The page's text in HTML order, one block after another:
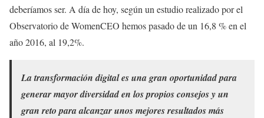
deberíamos ser. A día de hoy, según un estudio realizado por el
Observatorio de WomenCEO hemos pasado de un 16,8 % en el
año 2016, al 19,2%.
La transformación digital es una gran oportunidad para
generar mayor diversidad en los propios consejos y un
gran reto para alcanzar unos mejores resultados más